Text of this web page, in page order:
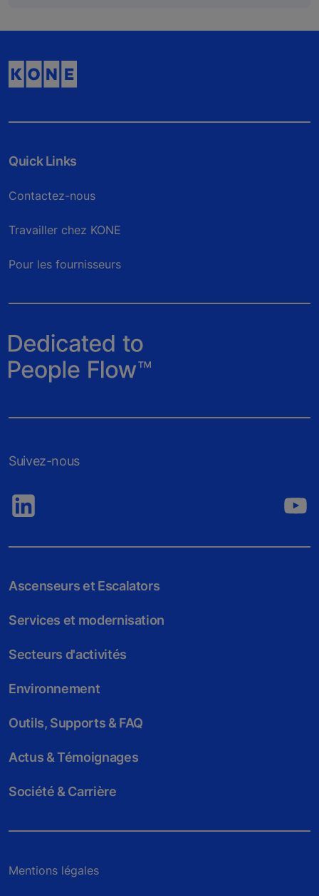
Quick Links
Contactez-nous
Travailler chez KONE
Pour les fournisseurs
Suivez-nous
Ascenseurs et Escalators
Services et modernisation
Secteurs d'activités
Environnement
Outils, Supports & FAQ
Actus & Témoignages
Société & Carrière
Mentions légales